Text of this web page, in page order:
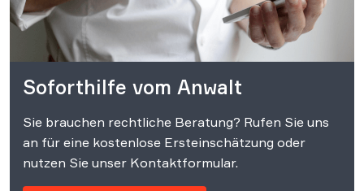
Soforthilfe vom Anwalt
Sie brauchen rechtliche Beratung? Rufen Sie uns
an für eine kostenlose Ersteinschätzung oder
nutzen Sie unser Kontaktformular.